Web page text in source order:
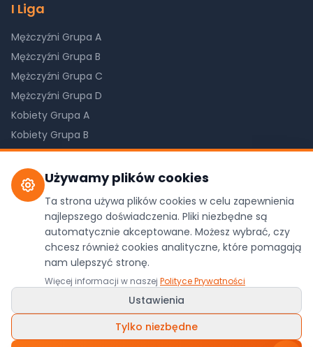
Używamy plików cookies
Ta strona używa plików cookies w celu zapewnienia
najlepszego doświadczenia. Pliki niezbędne są
automatycznie akceptowane. Możesz wybrać, czy
chcesz również cookies analityczne, które pomagają
nam ulepszyć stronę.
Więcej informacji w naszej Polityce Prywatności
Ustawienia
Tylko niezbędne
I Liga
Mężczyźni Grupa A
Mężczyźni Grupa B
Mężczyźni Grupa C
Mężczyźni Grupa D
Kobiety Grupa A
Kobiety Grupa B
Kobiety Grupa C
©2026Pilkareczna.com. Wszystkie prawa
zastrzeżone.
Dane z oficjalnego API ZPRP
Polityka Prywatności
Wykonanie: WDesign&Codexo/Ludyga.com.pl